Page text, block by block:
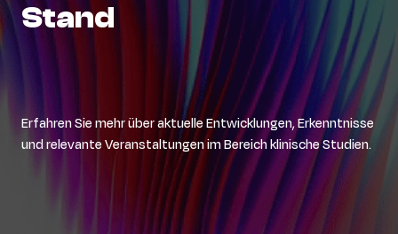
Stand
Erfahren Sie mehr über aktuelle Entwicklungen, Erkenntnisse
und relevante Veranstaltungen im Bereich klinische Studien.